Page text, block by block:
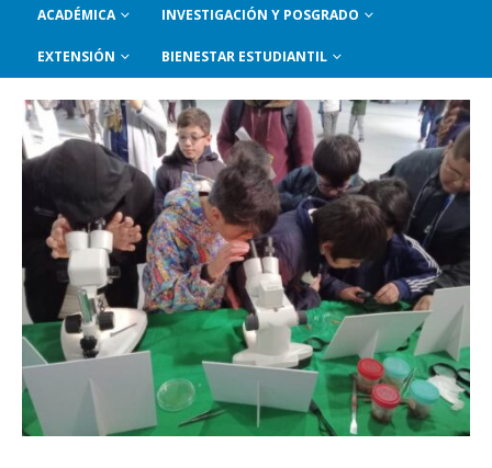
ACADÉMICA INVESTIGACIÓN Y POSGRADO
EXTENSIÓN BIENESTAR ESTUDIANTIL